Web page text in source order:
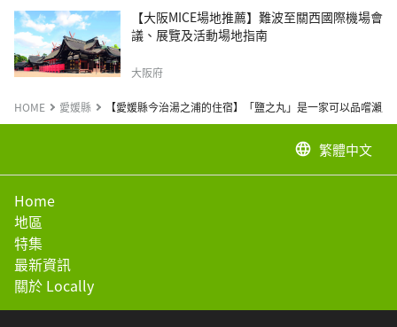
【大阪MICE場地推薦】難波至關西國際機場會
議、展覽及活動場地指南
大阪府
HOME 愛媛縣 【愛媛縣今治湯之浦的住宿】「鹽之丸」是一家可以品嚐瀨
language 繁體中文
Home
地區
特集
最新資訊
關於 Locally